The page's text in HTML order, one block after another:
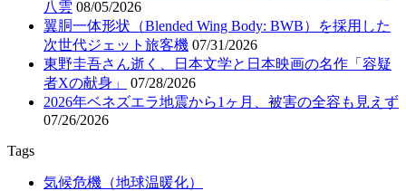
八雲 08/05/2026
翼胴一体形状（Blended Wing Body: BWB）を採用した
次世代ジェット旅客機 07/31/2026
東野圭吾さん逝く、日本文学と日本映画の名作「容疑
者Xの献身」
07/28/2026
2026年ベネズエラ地震から1ヶ月、被害の全容も見えず
07/26/2026
Tags
気候危機（地球温暖化）